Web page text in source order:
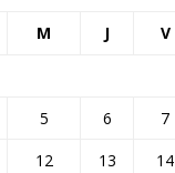
M J V
5 6 7
12 13 14